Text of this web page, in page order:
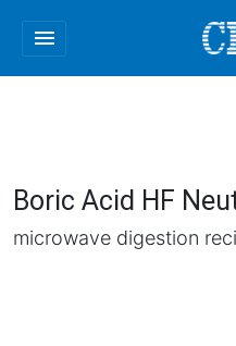
menu
Boric Acid HF
microwave digestion